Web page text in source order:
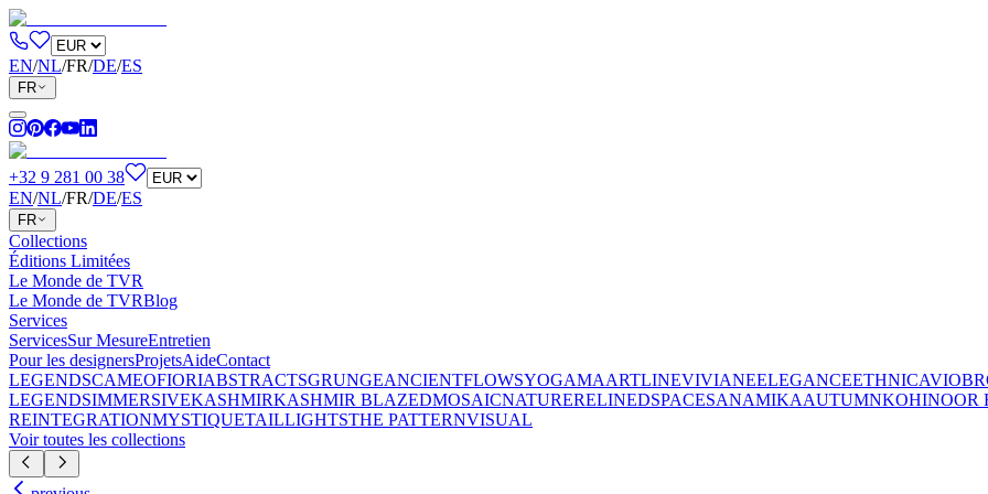
EN/NL/FR/DE/ES
FR
+32 9 281 00 38
EN/NL/FR/DE/ES
FR
Collections
Éditions Limitées
Le Monde de TVR
Le Monde de TVRBlog
Services
ServicesSur MesureEntretien
Pour les designersProjetsAideContact
LEGENDSCAMEOFIORIABSTRACTSGRUNGEANCIENTFLOWSYOGAMAARTLINEVIVIANEELEGANCEETHNICAVIO
LEGENDSIMMERSIVEKASHMIRKASHMIR BLAZEDMOSAICNATURERELINEDSPACESANAMIKAAUTUMNKOHINOOR
REINTEGRATIONMYSTIQUETAILLIGHTSTHE PATTERNVISUAL
Voir toutes les collections